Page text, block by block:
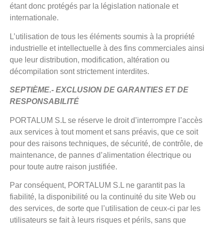
étant donc protégés par la législation nationale et
internationale.
L’utilisation de tous les éléments soumis à la propriété
industrielle et intellectuelle à des fins commerciales ainsi
que leur distribution, modification, altération ou
décompilation sont strictement interdites.
SEPTIÈME.- EXCLUSION DE GARANTIES ET DE
RESPONSABILITÉ
PORTALUM S.L se réserve le droit d’interrompre l’accès
aux services à tout moment et sans préavis, que ce soit
pour des raisons techniques, de sécurité, de contrôle, de
maintenance, de pannes d’alimentation électrique ou
pour toute autre raison justifiée.
Par conséquent, PORTALUM S.L ne garantit pas la
fiabilité, la disponibilité ou la continuité du site Web ou
des services, de sorte que l’utilisation de ceux-ci par les
utilisateurs se fait à leurs risques et périls, sans que